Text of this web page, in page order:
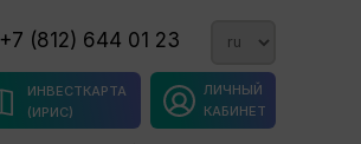
+7 (812) 644 01 23
ЛИЧНЫЙ
КАБИНЕТ
ИНВЕСТКАРТА
(ИРИС)